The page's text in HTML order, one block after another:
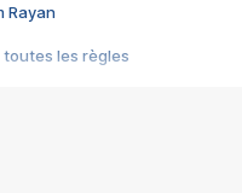
Rayan
toutes les règles